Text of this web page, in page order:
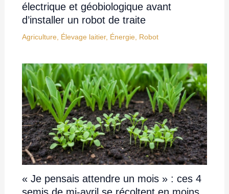
électrique et géobiologique avant
d’installer un robot de traite
Agriculture Élevage laitier, Énergie Robot
« Je pensais attendre un mois » : ces 4